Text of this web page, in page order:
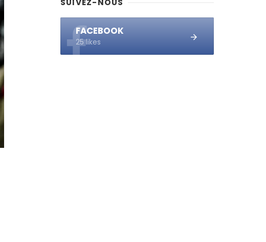
SUIVEZ-NOUS
FACEBOOK
25 likes